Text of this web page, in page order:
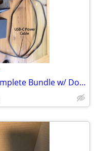
**Nintendo Switch – Complete Bundle w/ Dock, Charger, Grip, Straps & Zelda